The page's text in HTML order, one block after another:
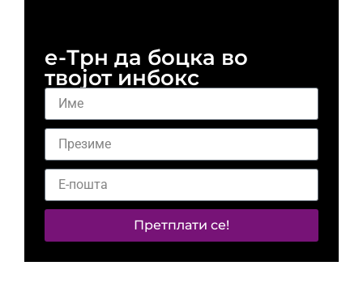
е-Трн да боцка во
твојот инбокс
Претплати се!